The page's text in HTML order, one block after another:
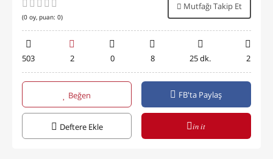
(0 oy, puan: 0)
Mutfağı Takip Et
503 2 0 8 25 dk. 2
Beğen FB'ta Paylaş
Deftere Ekle in it